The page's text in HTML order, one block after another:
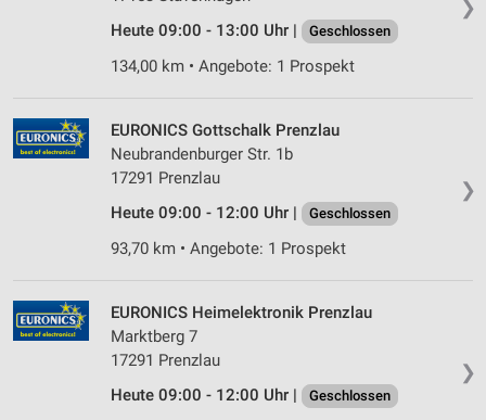
❯
Heute 09:00 - 13:00 Uhr |
Geschlossen
134,00 km • Angebote: 1 Prospekt
❯
EURONICS Gottschalk Prenzlau
Neubrandenburger Str. 1b
17291 Prenzlau
Heute 09:00 - 12:00 Uhr |
Geschlossen
93,70 km • Angebote: 1 Prospekt
❯
EURONICS Heimelektronik Prenzlau
Marktberg 7
17291 Prenzlau
Heute 09:00 - 12:00 Uhr |
Geschlossen